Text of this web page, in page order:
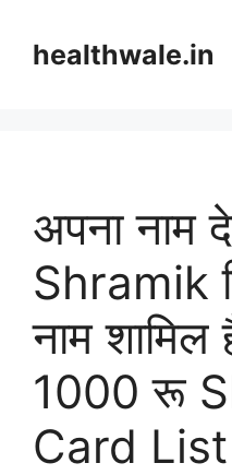
contenthealthwale.in
अपना नाम
Shramik
नाम शामिल
1000 रू
Card List